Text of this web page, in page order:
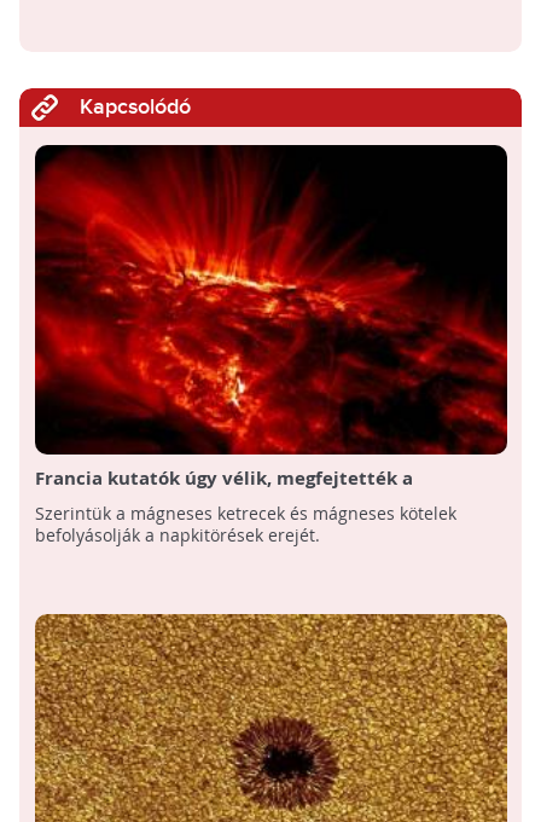
Kapcsolódó
Francia kutatók úgy vélik, megfejtették a
napkitörések titkát
Szerintük a mágneses ketrecek és mágneses kötelek
befolyásolják a napkitörések erejét.